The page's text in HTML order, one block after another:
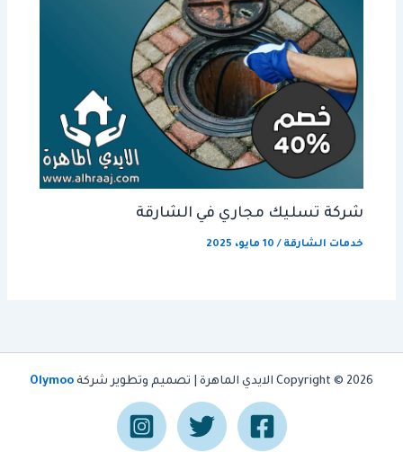
شركة تسليك مجاري في الشارقة
خدمات الشارقة / 10 مايو، 2025
Copyright © 2026 الايدي الماهرة | تصميم وتطوير شركة Olymoo